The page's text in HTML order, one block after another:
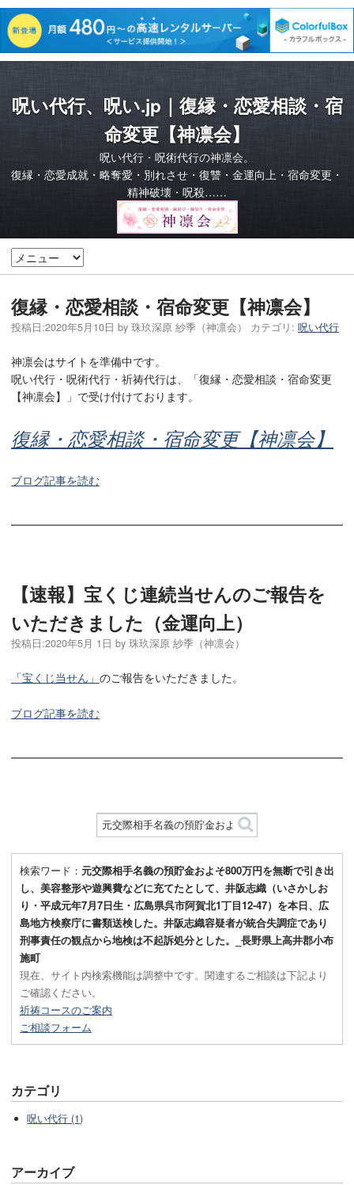
呪い代行、呪い.jp｜復縁・恋愛相談・宿
命変更【神凛会】
呪い代行・呪術代行の神凛会。
復縁・恋愛成就・略奪愛・別れさせ・復讐・金運向上・宿命変更・
精神破壊・呪殺……
復縁・恋愛相談・宿命変更【神凛会】
投稿日:2020年5月10日 by 珠玖深原 紗季（神凛会） カテゴリ: 呪い代行
神凛会はサイトを準備中です。
呪い代行・呪術代行・祈祷代行は、「復縁・恋愛相談・宿命変更
【神凛会】」で受け付けております。
復縁・恋愛相談・宿命変更【神凛会】
ブログ記事を読む
【速報】宝くじ連続当せんのご報告を
いただきました（金運向上）
投稿日:2020年5月 1日 by 珠玖深原 紗季（神凛会）
「宝くじ当せん」 のご報告をいただきました。
ブログ記事を読む
検索ワード： 元交際相手名義の預貯金およそ800万円を無断で引き出
し、美容整形や遊興費などに充てたとして、井阪志織（いさかしお
り・平成元年7月7日生・広島県呉市阿賀北1丁目12-47）を本日、広
島地方検察庁に書類送検した。井阪志織容疑者が統合失調症であり
刑事責任の観点から地検は不起訴処分とした。_長野県上高井郡小布
施町
現在、サイト内検索機能は調整中です。関連するご相談は下記より
ご確認ください。
祈祷コースのご案内
ご相談フォーム
カテゴリ
呪い代行 (1)
アーカイブ